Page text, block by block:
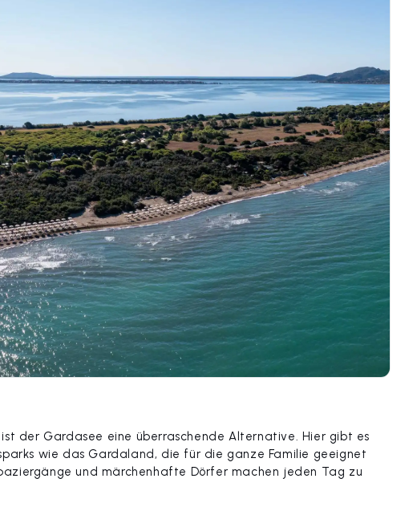
ist der Gardasee eine überraschende Alternative. Hier gibt es
wie das Gardaland, die für die ganze Familie geeignet
und märchenhafte Dörfer machen jeden Tag zu